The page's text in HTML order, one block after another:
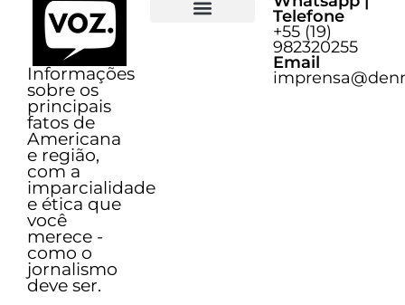
Informações
sobre os
principais
fatos de
Americana
e região,
com a
imparcialidade
e ética que
você
merece -
como o
jornalismo
deve ser.
Telefone
+55 (19)
982320255
Email